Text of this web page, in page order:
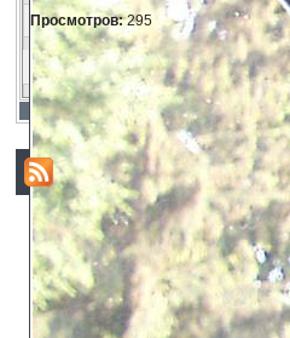
Просмотров:295